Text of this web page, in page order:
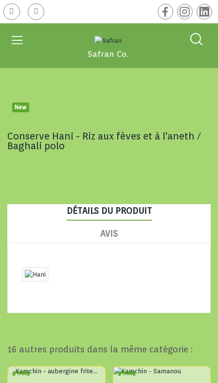
Safran Co.
New
Conserve Hani - Riz aux fèves et à l'aneth /
Baghali polo
DÉTAILS DU PRODUIT
AVIS
16 autres produits dans la même catégorie :
New
New